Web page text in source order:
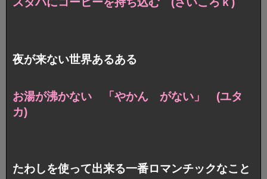
夜が来ない世界あるある
お湯が沸かない 「やかん がない」 (ユタ
カ)
たわしを使って出来る一番ロマンチックなこと